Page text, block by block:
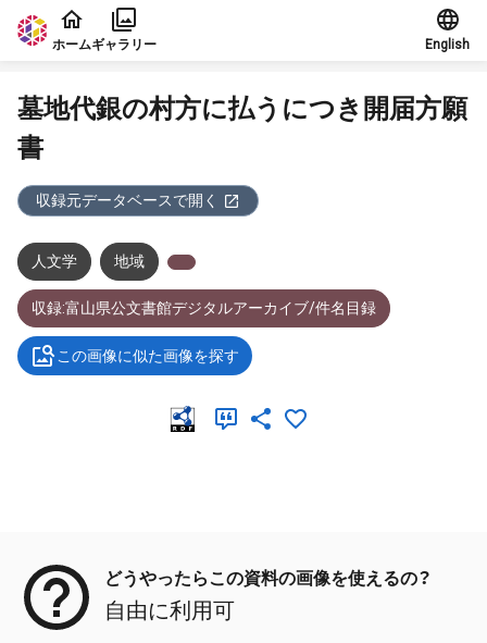
本文に飛ぶ
ホームギャラリー English
墓地代銀の村方に払うにつき開届方願
書
収録元データベースで開く
人文学 地域
収録:富山県公文書館デジタルアーカイブ/件名目録
この画像に似た画像を探す
どうやったらこの資料の画像を使えるの？
自由に利用可